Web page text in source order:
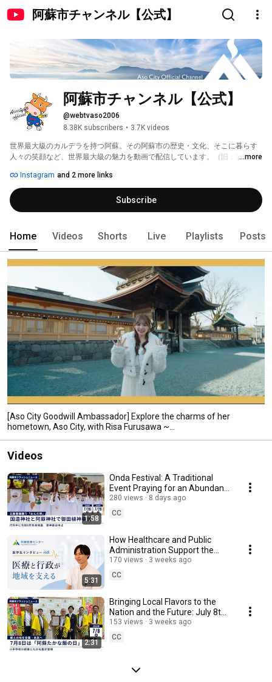
阿蘇市チャンネル【公式】
阿蘇市チャンネル【公式】
@webtvaso2006
8.38K subscribers • 3.7K videos
世界最大級のカルデラを持つ阿蘇。その阿蘇市の歴史・文化、そこに暮らす
人々の笑顔など、世界最大級の魅力を動画で配信しています。（旧：阿蘇イ
...more
Instagram and 2 more links
Subscribe
Home Videos Shorts Live Playlists Posts
[Aso City Goodwill Ambassador] Explore the charms of her
hometown, Aso City, with Risa Furusawa ~...
Videos
1:58
Onda Festival: A Traditional
Event Praying for an Abundant
Harvest | Aso City - Otaue
Shinkoshiki...
280 views
8 days ago
CC
5:31
How Healthcare and Public
Administration Support the
Community [Aso Medical
Center Medical Studen...
170 views
3 weeks ago
CC
2:31
Bringing Local Flavors to the
Nation and the Future: July 8th
is "Aso Takana-meshi Day"
153 views
3 weeks ago
CC